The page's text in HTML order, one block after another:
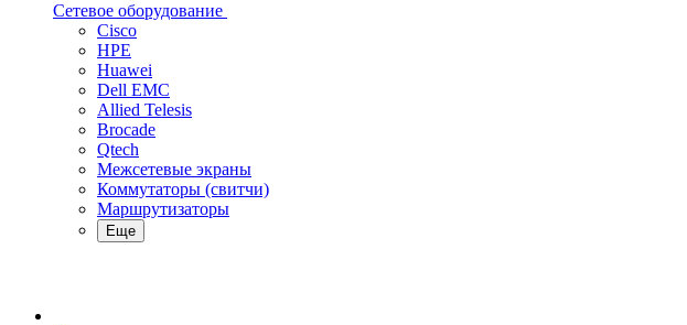
Сетевое оборудование
Cisco
HPE
Huawei
Dell EMC
Allied Telesis
Brocade
Qtech
Межсетевые экраны
Коммутаторы (свитчи)
Маршрутизаторы
Еще